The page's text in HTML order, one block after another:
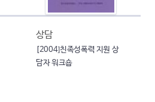
상담
[2004]친족성폭력 지원 상
담자 워크숍